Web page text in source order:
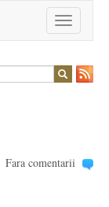
Toggle
navigation
Fara comentarii